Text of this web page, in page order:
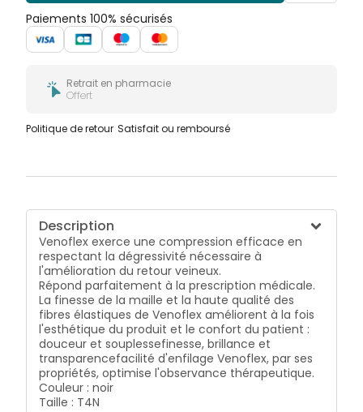
Paiements 100% sécurisés
Retrait en pharmacie
Offert
Politique de retour Satisfait ou remboursé
Description
Venoflex exerce une compression efficace en
respectant la dégressivité nécessaire à
l'amélioration du retour veineux.
Répond parfaitement à la prescription médicale.
La finesse de la maille et la haute qualité des
fibres élastiques de Venoflex améliorent à la fois
l'esthétique du produit et le confort du patient :
douceur et souplessefinesse, brillance et
transparencefacilité d'enfilage Venoflex, par ses
propriétés, optimise l'observance thérapeutique.
Couleur : noir
Taille : T4N